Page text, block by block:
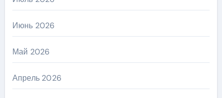
Июнь 2026
Май 2026
Апрель 2026